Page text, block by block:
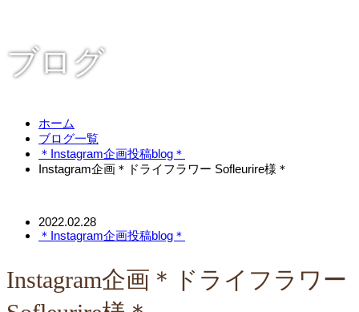
ブログ
ホーム
ブログ一覧
＊Instagram企画投稿blog＊
Instagram企画＊ドライフラワー Sofleurire様＊
2022.02.28
＊Instagram企画投稿blog＊
Instagram企画＊ドライフラワー